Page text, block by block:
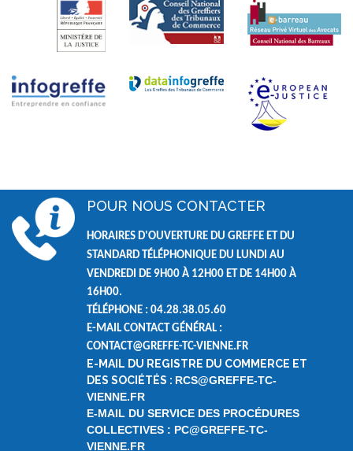
POUR NOUS CONTACTER
HORAIRES D'OUVERTURE DU GREFFE ET DU
STANDARD TÉLÉPHONIQUE DU LUNDI AU
VENDREDI DE 9H00 À 12H00 ET DE 14H00 À
16H00.
TÉLÉPHONE : 04.28.38.05.60
E-MAIL CONTACT GÉNÉRAL :
CONTACT@GREFFE-TC-VIENNE.FR
E-MAIL DU REGISTRE DU COMMERCE ET
DES SOCIÉTÉS : RCS@GREFFE-TC-
VIENNE.FR
E-MAIL DU SERVICE DES PROCÉDURES
COLLECTIVES : PC@GREFFE-TC-
VIENNE.FR